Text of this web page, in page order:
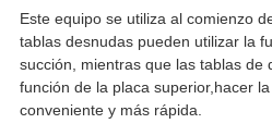
Este equipo se utiliza al comienzo
tablas desnudas pueden utilizar la
succión, mientras que las tablas de
función de la placa superior,hacer
conveniente y más rápida.